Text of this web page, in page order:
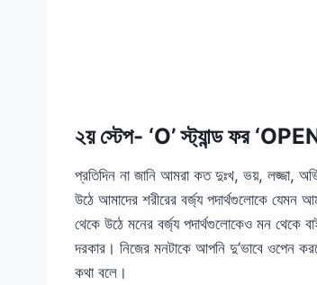
২য় স্টেপ- ‘O’ স্ট্যান্ড ফর
প্রতিদিন না জানি আমরা কত দুঃখ, ভয়, লজ্জা,
উঠে আমাদের শরীরের বর্জ্য পদার্থগুলোকে যেমন
থেকে উঠে মনের বর্জ্য পদার্থগুলোকেও মন থেকে
দরকার। নিজের মনটাকে আপনি দু’ভাবে ওপেন
কথা বলে।